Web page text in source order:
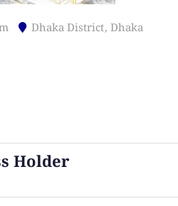
Dhaka District, Dhaka
Holder